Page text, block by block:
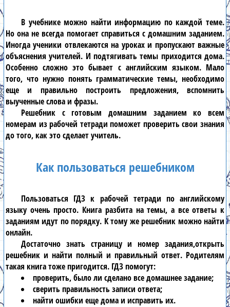
В учебнике можно найти информацию по каждой теме.
Но она не всегда помогает справиться с домашним заданием.
Иногда ученики отвлекаются на уроках и пропускают важные
объяснения учителей. И подтягивать темы приходится дома.
Особенно сложно это бывает с английским языком. Мало
того, что нужно понять грамматические темы, необходимо
еще и правильно построить предложения, вспомнить
выученные слова и фразы.
Решебник с готовым домашним заданием ко всем
номерам из рабочей тетради поможет проверить свои знания
до того, как это сделает учитель.
Как пользоваться решебником
Пользоваться ГДЗ к рабочей тетради по английскому
языку очень просто. Книга разбита на темы, а все ответы к
заданиям идут по порядку. К тому жерешебник можно найти
онлайн.
Достаточно знать страницу и номер задания,открыть
решебник и найти полный и правильный ответ. Родителям
такая книга тоже пригодится. ГДЗпомогут:
проверить, было ли сделано все домашнее задание;
сверить правильность записи ответа;
найти ошибки еще дома и исправить их.